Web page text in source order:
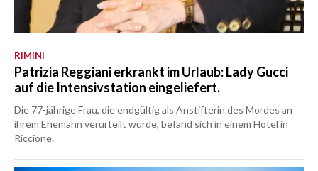
RIMINI
Patrizia Reggiani erkrankt im Urlaub: Lady Gucci
auf die Intensivstation eingeliefert.
Die 77-jährige Frau, die endgültig als Anstifterin des Mordes an
ihrem Ehemann verurteilt wurde, befand sich in einem Hotel in
Riccione.